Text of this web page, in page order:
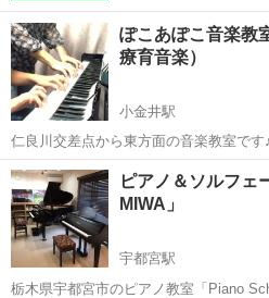
ぽこあぽこ音楽教
療育音楽）
小金井駅
仁良川交差点から東方面の音楽教室で
ょうずになりたい 鍵盤を通して音楽を
弾きたい 学校での合唱伴奏を教えてほ
したい・余暇に鍵盤を楽しみ...
栃木 下野市
ピアノ＆ソルフェ
MIWA」
宇都宮駅
栃木県宇都宮市のピアノ教室「Piano School